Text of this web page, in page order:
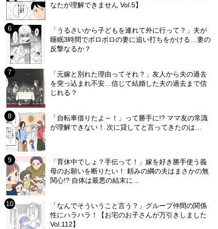
なたが理解できません Vol.5】
「うるさいから子どもを連れて外に行って？」夫が
睡眠3時間でボロボロの妻に追い打ちをかける…妻の
反撃なるか？
「元嫁と別れた理由ってそれ？」友人から夫の過去
を突っ込まれ不安…信じて結婚した夫の過去まで信
じれる？
「自転車借りたよ～！」って勝手に!? ママ友の常識
が理解できない！ 次に貸してと言ってきたのは…
「育休中でしょ？手伝って！」嫁を好き勝手使う義
母のお願いを断りたい！ 頼みの綱の夫はまさかの無
関心!? 自体は最悪の結末に…
「なんでそういうこと言う？」グループ仲間の関係
性にハラハラ！【お宅のお子さんが万引きしました
Vol.112】